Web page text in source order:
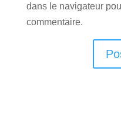
dans le navigateur
commentaire.